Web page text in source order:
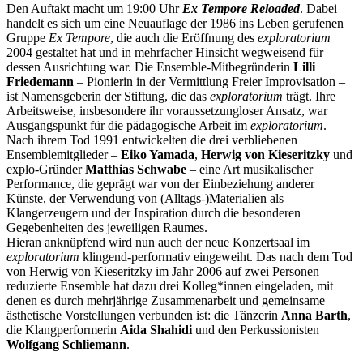
Den Auftakt macht um 19:00 Uhr Ex Tempore Reloaded. Dabei
handelt es sich um eine Neuauflage der 1986 ins Leben gerufenen
Gruppe Ex Tempore, die auch die Eröffnung des exploratorium
2004 gestaltet hat und in mehrfacher Hinsicht wegweisend für
dessen Ausrichtung war. Die Ensemble-Mitbegründerin Lilli
Friedemann – Pionierin in der Vermittlung Freier Improvisation –
ist Namensgeberin der Stiftung, die das exploratorium trägt. Ihre
Arbeitsweise, insbesondere ihr voraussetzungloser Ansatz, war
Ausgangspunkt für die pädagogische Arbeit im exploratorium.
Nach ihrem Tod 1991 entwickelten die drei verbliebenen
Ensemblemitglieder – Eiko Yamada, Herwig von Kieseritzky und
explo-GründerMatthias Schwabe – eine Art musikalischer
Performance, die geprägt war von der Einbeziehung anderer
Künste, der Verwendung von (Alltags-)Materialien als
Klangerzeugern und der Inspiration durch die besonderen
Gegebenheiten des jeweiligen Raumes.
Hieran anknüpfend wird nun auch der neue Konzertsaal im
exploratorium klingend-performativ eingeweiht. Das nach dem Tod
von Herwig von Kieseritzky im Jahr 2006 auf zwei Personen
reduzierte Ensemble hat dazu drei Kolleg*innen eingeladen, mit
denen es durch mehrjährige Zusammenarbeit und gemeinsame
ästhetische Vorstellungen verbunden ist: die Tänzerin Anna Barth,
die Klangperformerin Aida Shahidi und den Perkussionisten
Wolfgang Schliemann.